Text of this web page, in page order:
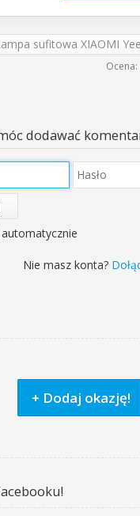
sufitowa XIAOMI
Ocena:
dodawać
Nie masz konta?
+ Dodaj okazję!